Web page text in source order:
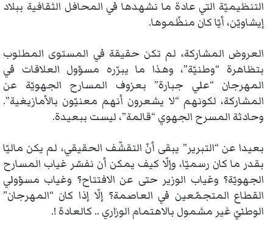
التنظيميّة التي عادة ما نشهدها في المحافل الثقافية ببلاد
إيشاويّن، أيّا كان منظّموها.
العروض المشاركة، لم تكن حقيقة في المستوى المطلوب
بتظاهرة “وطنيّة”، وهذا ما يبرّره مسؤول العلاقات في
المهرجان “علي جبارة” بعزوف المسارح الجهويّة عن
المشاركة، لكونهم “لا يشعرون أنهم معنيّون بالأمازيغية”.
وحادثة المسرح الجهوي “قالمة”، ليست ببعيدة.
بعيدا عن “التبرير” يبقى أنّ التقشّف الحقيقي، لم يكن ماليّا
بقدر ما كان رسميّا، وإلّا كيف يمكن أن نفسّر غياب المسارح
الجهويّة؟ وغياب الوزير حتى عن الافتتاح؟ وغياب مسؤولي
القطاع المتجمّعين في العاصمة؟ إلّا إذا كان “المهرجان”
الوطنيّ غير مشمول بالاهتمام الوزاري .. كالعادة !.